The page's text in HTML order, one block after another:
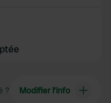
? Modifier l’info